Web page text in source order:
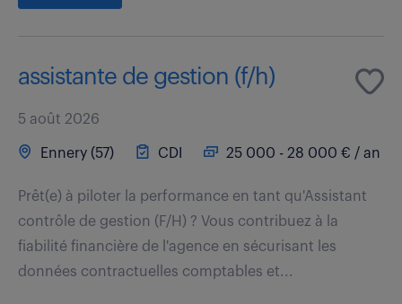
assistante de gestion (f/h)
5 août 2026
Ennery (57) CDI 25 000 - 28 000 € / an
Prêt(e) à piloter la performance en tant qu'Assistant
contrôle de gestion (F/H) ? Vous contribuez à la
fiabilité financière de l'agence en sécurisant les
données contractuelles comptables et...